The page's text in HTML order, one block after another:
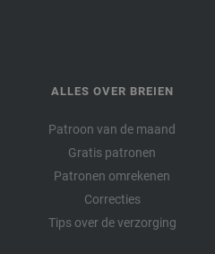
ALLES OVER BREIEN
Patroon van de maand
Gratis patronen
Patronen omrekenen
Correcties
Tips over de verzorging